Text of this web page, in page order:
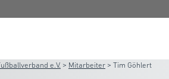
e.V. > Mitarbeiter > Tim Göhlert